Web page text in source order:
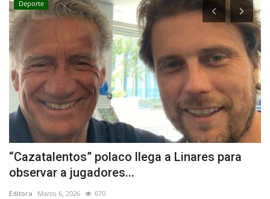
Deporte
“Cazatalentos” polaco llega a Linares para
observar a jugadores...
Editora Marzo 6, 2026 670